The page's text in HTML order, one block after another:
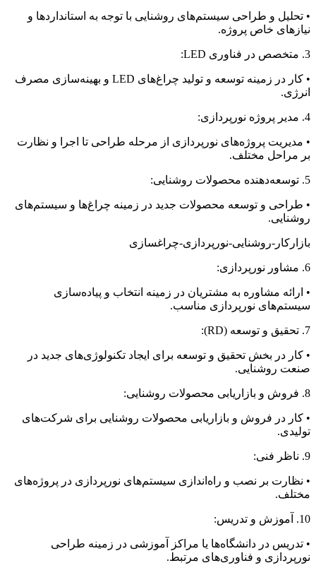
• تحلیل و طراحی سیستم‌های روشنایی با توجه به استانداردها و
نیازهای خاص پروژه.
3. متخصص در فناوری LED:
• کار در زمینه توسعه و تولید چراغ‌های LED و بهینه‌سازی مصرف
انرژی.
4. مدیر پروژه نورپردازی:
• مدیریت پروژه‌های نورپردازی از مرحله طراحی تا اجرا و نظارت
بر مراحل مختلف.
5. توسعه‌دهنده محصولات روشنایی:
• طراحی و توسعه محصولات جدید در زمینه چراغ‌ها و سیستم‌های
روشنایی.
بازارکار-روشنایی-نورپردازی-چراغسازی
6. مشاور نورپردازی:
• ارائه مشاوره به مشتریان در زمینه انتخاب و پیاده‌سازی
سیستم‌های نورپردازی مناسب.
7. تحقیق و توسعه (RD):
• کار در بخش تحقیق و توسعه برای ایجاد تکنولوژی‌های جدید در
صنعت روشنایی.
8. فروش و بازاریابی محصولات روشنایی:
• کار در فروش و بازاریابی محصولات روشنایی برای شرکت‌های
تولیدی.
9. ناظر فنی:
• نظارت بر نصب و راه‌اندازی سیستم‌های نورپردازی در پروژه‌های
مختلف.
10. آموزش و تدریس:
• تدریس در دانشگاه‌ها یا مراکز آموزشی در زمینه طراحی
نورپردازی و فناوری‌های مرتبط.